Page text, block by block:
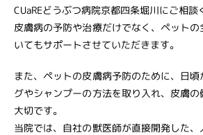
CUaREどうぶつ病院京都四条堀川にご相談
皮膚病の予防や治療だけでなく、ペット
いてもサポートさせていただきます。
また、ペットの皮膚病予防のために、日
グやシャンプーの方法を取り入れ、皮膚
大切です。
当院では、自社の獣医師が直接開発した